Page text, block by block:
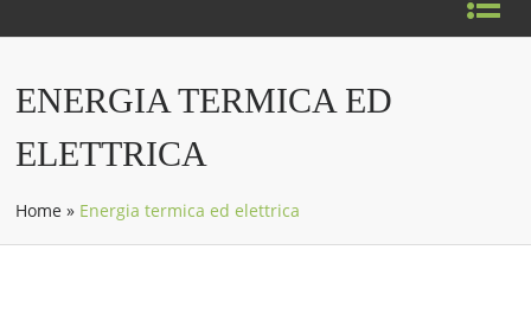
ENERGIA TERMICA ED
ELETTRICA
Home » Energia termica ed elettrica